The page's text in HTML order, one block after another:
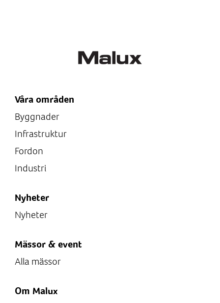
Våra områden
Byggnader
Infrastruktur
Fordon
Industri
Nyheter
Nyheter
Mässor & event
Alla mässor
Om Malux